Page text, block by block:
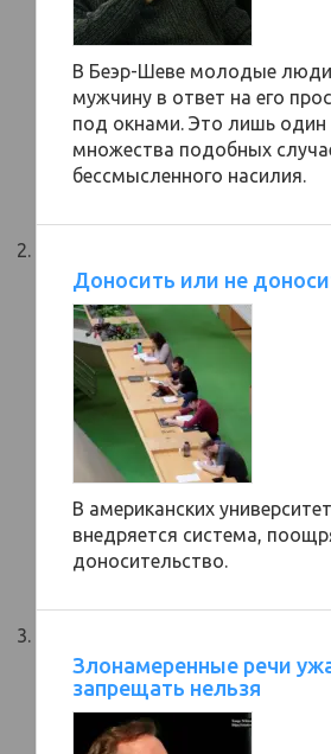
В Беэр-Шеве молодые
мужчину в ответ на его
под окнами. Это лишь один
множества подобных
бессмысленного насилия.
Доносить или не
В американских
внедряется система,
доносительство.
Злонамеренные речи
запрещать нельзя